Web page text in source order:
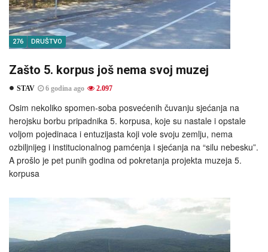
276 DRUŠTVO
Zašto 5. korpus još nema svoj muzej
STAV 6 godina ago 2.097
Osim nekoliko spomen-soba posvećenih čuvanju sjećanja na
herojsku borbu pripadnika 5. korpusa, koje su nastale i opstale
voljom pojedinaca i entuzijasta koji vole svoju zemlju, nema
ozbiljnijeg i institucionalnog pamćenja i sjećanja na “silu nebesku”.
A prošlo je pet punih godina od pokretanja projekta muzeja 5.
korpusa